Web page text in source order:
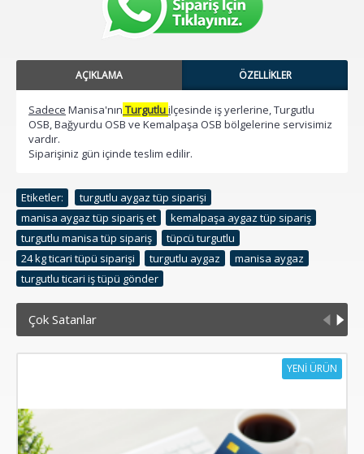
AÇIKLAMA ÖZELLIKLER
Sadece Manisa'nın Turgutluilçesinde iş yerlerine, Turgutlu
OSB, Bağyurdu OSB ve Kemalpaşa OSB bölgelerine servisimiz
vardır.
Siparişiniz gün içinde teslim edilir.
Etiketler: turgutlu aygaz tüp siparişi
manisa aygaz tüp sipariş et
kemalpaşa aygaz tüp sipariş
turgutlu manisa tüp sipariş
tüpcü turgutlu
24 kg ticari tüpü siparişi
turgutlu aygaz manisa aygaz
turgutlu ticari iş tüpü gönder
Çok Satanlar
YENİ ÜRÜN